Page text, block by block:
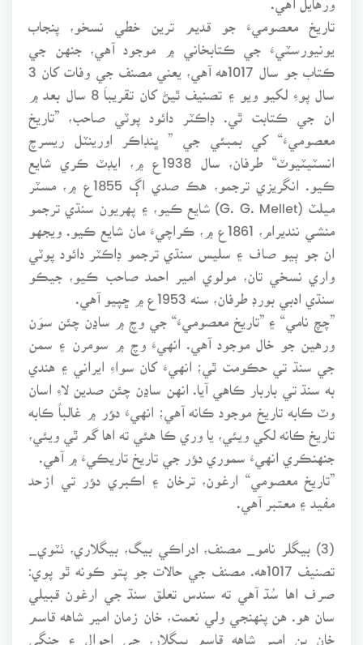
تاريخ معصوميءَ جو قديم ترين خطي نسخو، پنجاب
يونيورسٽيءَ جي ڪتابخاني ۾ موجود آهي، جنهن جي
ڪتاب جو سال 1017هه آهي، يعني مصنف جي وفات کان 3
سال پوءِ لکيو ويو ۽ تصنيف ٿيڻ کان تقريباَ 8 سال بعد ۾
ان جي ڪتابت ٿي. ڊاڪٽر دائود پوٽي صاحب، ”تاريخ
معصوميءَ“ کي بمبئي جي ” ڀنڊاڪر اورينٽل ريسرچ
انسٽيٽيوٽ“ طرفان، سال 1938ع ۾، ايڊٽ ڪري شايع
ميلٽ (G. G. Mellet) شايع ڪيو، ۽ پهريون سنڌي ترجمو
منشي ننديرام، 1861ع ۾، ڪراچيءَ مان شايع ڪيو. ويجهو
ان جو ٻيو صاف ۽ سليس سنڌي ترجمو ڊاڪٽر دائود پوٽي
واري نسخي تان، مولوي امير احمد صاحب ڪيو، جيڪو
سنڌي ادبي بورڊ طرفان، سنه 1953ع ۾ ڇپيو آهي.
”چچ نامي“ ۽ ”تاريخ معصوميءَ“ جي وچ ۾ ساڍن چئن سوَن
ورهين جو خال موجود آهي. انهيءَ وچ ۾ سومرن ۽ سمن
جي سنڌ تي حڪومت ٿي؛ انهيءَ کان سواءِ ايراني ۽ هندي
به سنڌ تي باربار ڪاهي آيا. انهن ساڍن چئن صدين لاءِ اسان
وٽ ڪابه تاريخ موجود ڪانه آهي؛ انهيءَ دﺆر ۾ غالباً ڪابه
تاريخ ڪانه لکي ويئي، يا وري ڪا هئي ته اها گم ٿي ويئي،
جنهنڪري انهيءَ سموري دﺆر جي تاريخ تاريڪيءَ ۾ آهي.
”تاريخ معصومي“ ارغون، ترخان ۽ اڪبري دﺆر تي ازحد
مفيد ۽ معتبر آهي.
(3) بيگلر نامو_ مصنف، ادراڪي بيگ، بيگلاري، ٺٽوي_
تصنيف 1017هه. مصنف جي حالات جو پتو ڪونه ٿو پوي:
صرف اها سُڌ آهي ته سندس تعلق سنڌ جي ارغون قبيلي
سان هو. هن پنهنجي ولي نعمت، خان زمان امير شاهه قاسم
خان بن امير شاهه قاسم بيگلار، جي احوال ۽ جنگي